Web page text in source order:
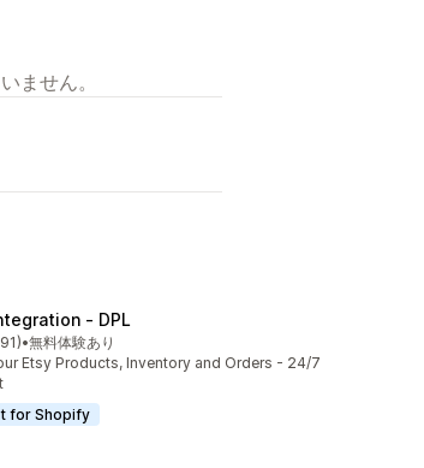
ません。
‑ DPL
中
ュー数：891件
•無料体験あり
Etsy Products, Inventory and Orders - 24/7
for Shopify